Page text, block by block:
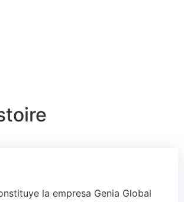
la empresa Genia Global